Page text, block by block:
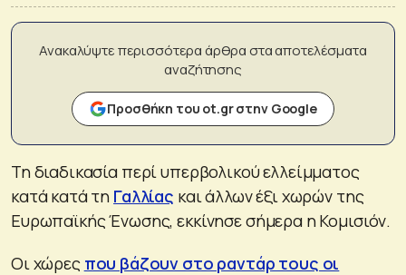
Ανακαλύψτε περισσότερα άρθρα στα αποτελέσματα
αναζήτησης
Προσθήκη του ot.gr στην Google
Τη διαδικασία περί υπερβολικού ελλείμματος
κατά κατά τη Γαλλίας και άλλων έξι χωρών της
Ευρωπαϊκής Ένωσης, εκκίνησε σήμερα η Κομισιόν.
Οι χώρες που βάζουν στο ραντάρ τους οι